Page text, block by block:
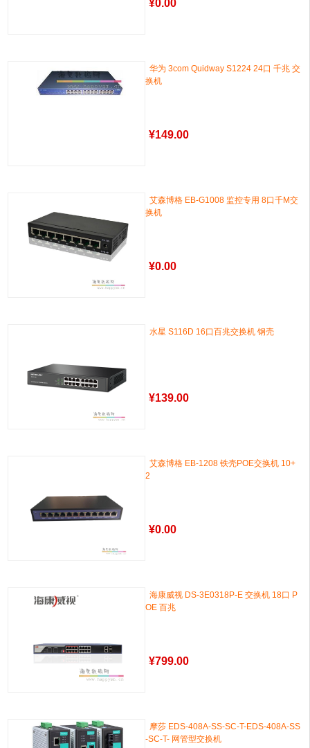
¥0.00
华为 3com Quidway S1224 24口 千兆 交
换机
¥149.00
艾森博格 EB-G1008 监控专用 8口千M交
换机
¥0.00
水星 S116D 16口百兆交换机 钢壳
¥139.00
艾森博格 EB-1208 铁壳POE交换机 10+
2
¥0.00
海康威视 DS-3E0318P-E 交换机 18口 P
OE 百兆
¥799.00
摩莎 EDS-408A-SS-SC-T-EDS-408A-SS
-SC-T- 网管型交换机